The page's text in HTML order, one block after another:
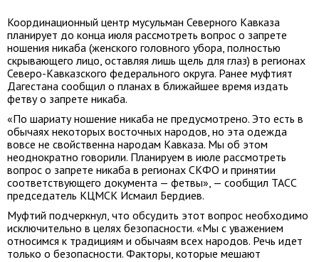
Координационный центр мусульман Северного Кавказа
планирует до конца июля рассмотреть вопрос о запрете
ношения никаба (женского головного убора, полностью
скрывающего лицо, оставляя лишь щель для глаз) в регионах
Северо-Кавказского федерального округа. Ранее муфтият
Дагестана сообщил о планах в ближайшее время издать
фетву о запрете никаба.
«По шариату ношение никаба не предусмотрено. Это есть в
обычаях некоторых восточных народов, но эта одежда
вовсе не свойственна народам Кавказа. Мы об этом
неоднократно говорили. Планируем в июле рассмотреть
вопрос о запрете никаба в регионах СКФО и принятии
соответствующего документа — фетвы», — сообщил ТАСС
председатель КЦМСК Исмаил Бердиев.
Муфтий подчеркнул, что обсудить этот вопрос необходимо
исключительно в целях безопасности. «Мы с уважением
относимся к традициям и обычаям всех народов. Речь идет
только о безопасности. Факторы, которые мешают